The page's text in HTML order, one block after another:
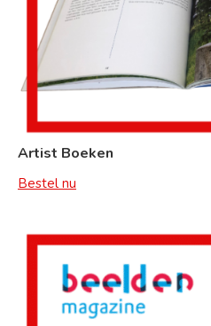
Artist Boeken
Bestel nu